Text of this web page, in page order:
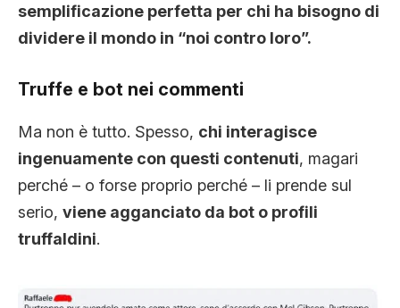
semplificazione perfetta per chi ha bisogno di
dividere il mondo in “noi contro loro”.
Truffe e bot nei commenti
Ma non è tutto. Spesso, chi interagisce
ingenuamente con questi contenuti, magari
perché – o forse proprio perché – li prende sul
serio, viene agganciato da bot o profili
truffaldini.